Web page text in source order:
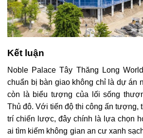
Kết luận
Noble Palace Tây Thăng Long
chuẩn bị bàn giao không chỉ là dự án
còn là biểu tượng của lối sống
Thủ đô. Với tiến độ thi công ấn tượng,
trí chiến lược, đây chính là lựa chọn
ai tìm kiếm không gian an cư xanh